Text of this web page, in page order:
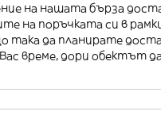
на нашата бърза
на поръчката си в
така да планирате
време, дори обектът